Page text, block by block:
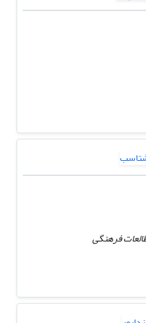
فرهنگی